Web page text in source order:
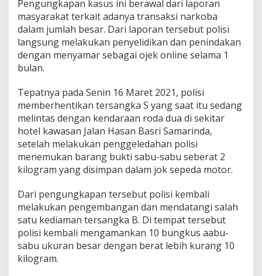
Pengungkapan kasus ini berawal dari laporan
masyarakat terkait adanya transaksi narkoba
dalam jumlah besar. Dari laporan tersebut polisi
langsung melakukan penyelidikan dan penindakan
dengan menyamar sebagai ojek online selama 1
bulan.
Tepatnya pada Senin 16 Maret 2021, polisi
memberhentikan tersangka S yang saat itu sedang
melintas dengan kendaraan roda dua di sekitar
hotel kawasan Jalan Hasan Basri Samarinda,
setelah melakukan penggeledahan polisi
menemukan barang bukti sabu-sabu seberat 2
kilogram yang disimpan dalam jok sepeda motor.
Dari pengungkapan tersebut polisi kembali
melakukan pengembangan dan mendatangi salah
satu kediaman tersangka B. Di tempat tersebut
polisi kembali mengamankan 10 bungkus aabu-
sabu ukuran besar dengan berat lebih kurang 10
kilogram.